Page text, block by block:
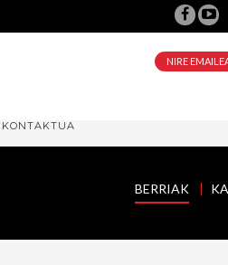
NIRE
KONTAKTUA
BERRIAK